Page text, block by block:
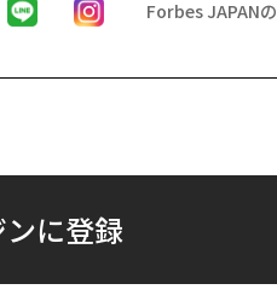
Forbes JAPAN
に登録